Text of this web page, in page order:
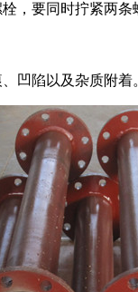
要同时拧紧两条
陷以及杂质附着